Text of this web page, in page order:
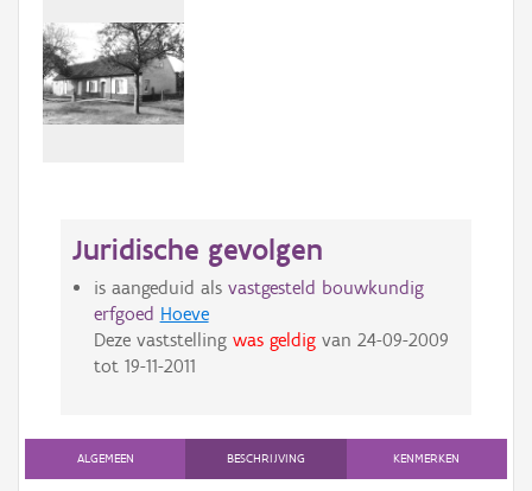
Juridische gevolgen
is aangeduid als vastgesteld bouwkundig
erfgoed Hoeve
Deze vaststelling was geldigvan 24-09-2009
tot 19-11-2011
ALGEMEEN BESCHRIJVING KENMERKEN